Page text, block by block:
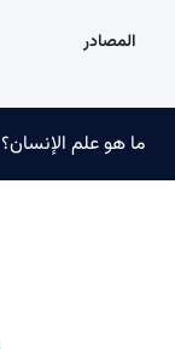
المصادر
ما هو علم الإنسان؟